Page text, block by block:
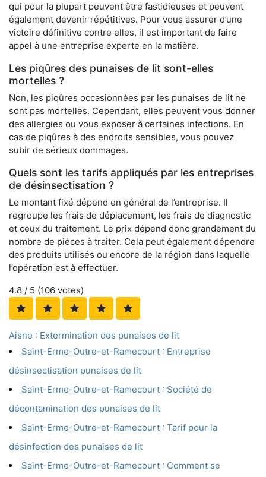
qui pour la plupart peuvent être fastidieuses et peuvent
également devenir répétitives. Pour vous assurer d’une
victoire définitive contre elles, il est important de faire
appel à une entreprise experte en la matière.
Les piqûres des punaises de lit sont-elles
mortelles ?
Non, les piqûres occasionnées par les punaises de lit ne
sont pas mortelles. Cependant, elles peuvent vous donner
des allergies ou vous exposer à certaines infections. En
cas de piqûres à des endroits sensibles, vous pouvez
subir de sérieux dommages.
Quels sont les tarifs appliqués par les entreprises
de désinsectisation ?
Le montant fixé dépend en général de l’entreprise. Il
regroupe les frais de déplacement, les frais de diagnostic
et ceux du traitement. Le prix dépend donc grandement du
nombre de pièces à traiter. Cela peut également dépendre
des produits utilisés ou encore de la région dans laquelle
l’opération est à effectuer.
4.8 / 5 (106 votes)
Aisne : Extermination des punaises de lit
Saint-Erme-Outre-et-Ramecourt : Entreprise
désinsectisation punaises de lit
Saint-Erme-Outre-et-Ramecourt : Société de
décontamination des punaises de lit
Saint-Erme-Outre-et-Ramecourt : Tarif pour la
désinfection des punaises de lit
Saint-Erme-Outre-et-Ramecourt : Comment se